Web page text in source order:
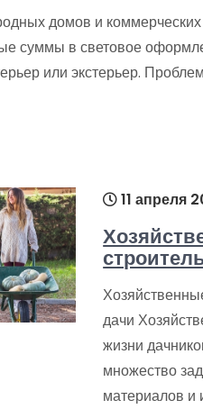
домов и
суммы в световое
или экстерьер.
11 апреля
дачи
жизни
множество
материалов и